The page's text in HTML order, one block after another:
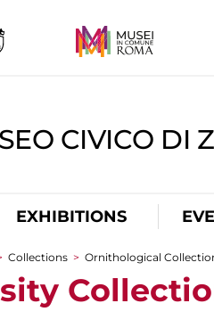
CIVICO DI
EXHIBITIONS
Collections > Ornithological